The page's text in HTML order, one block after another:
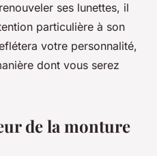
ses lunettes, il
particulière à son
votre personnalité,
dont vous serez
de la monture